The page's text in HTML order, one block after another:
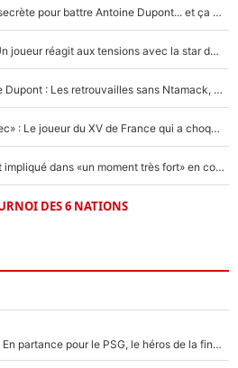
Un joueur dévoile la méthode secrète pour battre Antoine Dupont... et ça marche !
Clash avec Antoine Dupont : Un joueur réagit aux tensions avec la star du XV de France !
Matthieu Jalibert avec Antoine Dupont : Les retrouvailles sans Ntamack, «il y a eu des discussions»
«Il est complètement fou ce mec» : Le joueur du XV de France qui a choqué Matthieu Jalibert !
XV de France : Antoine Dupont impliqué dans «un moment très fort» en coulisses
DES 6 NATIONS
«Le suicide de Ferran Torres» : En partance pour le PSG, le héros de la finale de la Coupe du monde s'attire les foudres de la presse espagnole !